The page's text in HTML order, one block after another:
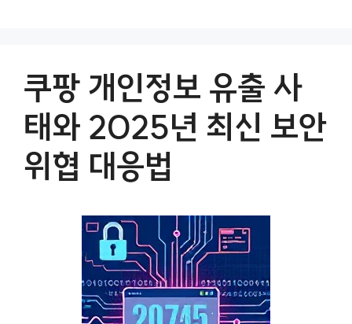
쿠팡 개인정보 유출 사
태와 2025년 최신 보안
위협 대응법